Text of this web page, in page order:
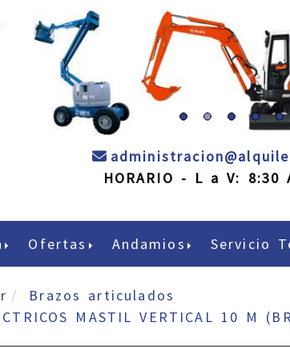
administracion
HORARIO - L a V: 8:30
Ofertas Andamios Servicio
Brazos articulados
MASTIL VERTICAL 10 M